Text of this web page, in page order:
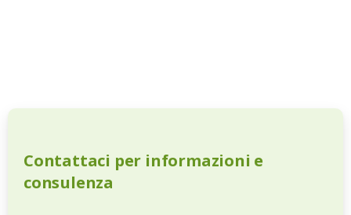
Contattaci per informazioni e
consulenza